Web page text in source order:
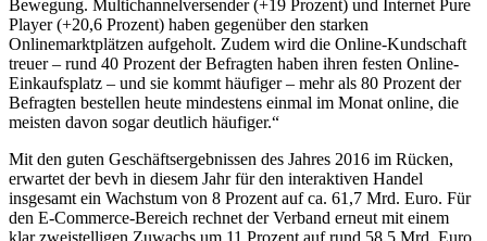
Bewegung. Multichannelversender (+19 Prozent) und Internet Pure
Player (+20,6 Prozent) haben gegenüber den starken
Onlinemarktplätzen aufgeholt. Zudem wird die Online-Kundschaft
treuer – rund 40 Prozent der Befragten haben ihren festen Online-
Einkaufsplatz – und sie kommt häufiger – mehr als 80 Prozent der
Befragten bestellen heute mindestens einmal im Monat online, die
meisten davon sogar deutlich häufiger.“
Mit den guten Geschäftsergebnissen des Jahres 2016 im Rücken,
erwartet der bevh in diesem Jahr für den interaktiven Handel
insgesamt ein Wachstum von 8 Prozent auf ca. 61,7 Mrd. Euro. Für
den E-Commerce-Bereich rechnet der Verband erneut mit einem
klar zweistelligen Zuwachs um 11 Prozent auf rund 58,5 Mrd. Euro.